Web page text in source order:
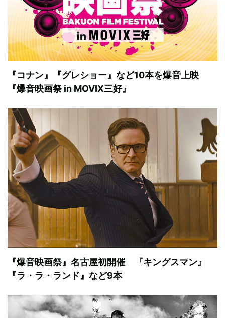
『コナン』『グレショー』など10本を爆音上映
『爆音映画祭 in MOVIX三好』
『爆音映画祭』名古屋初開催 『キングスマン』
『ラ・ラ・ランド』など9本